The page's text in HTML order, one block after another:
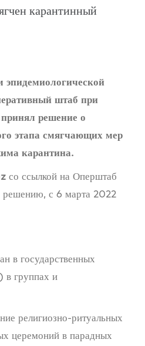
карантинный
эпидемиологической
штаб при
решение о
этапа смягчающих мер
карантина.
со ссылкой на Оперштаб
решению, с 6 марта 2022
в государственных
в группах и
религиозно-ритуальных
церемоний в парадных